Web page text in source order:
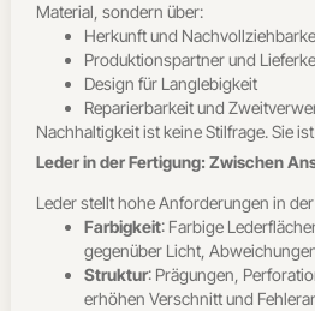
Material, sondern über:
Herkunft und
Produktionspartner und
Design für Langlebigkeit
Reparierbarkeit und
Nachhaltigkeit ist keine Stilfrage. Sie
Leder in der Fertigung: Zwischen
Leder stellt hohe Anforderungen in
Farbigkeit: Farbige
gegenüber Licht,
Struktur: Prägungen,
erhöhen Verschnitt und